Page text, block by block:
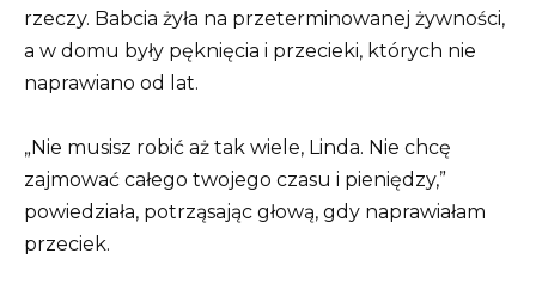
rzeczy. Babcia żyła na przeterminowanej żywności,
a w domu były pęknięcia i przecieki, których nie
naprawiano od lat.
„Nie musisz robić aż tak wiele, Linda. Nie chcę
zajmować całego twojego czasu i pieniędzy,”
powiedziała, potrząsając głową, gdy naprawiałam
przeciek.